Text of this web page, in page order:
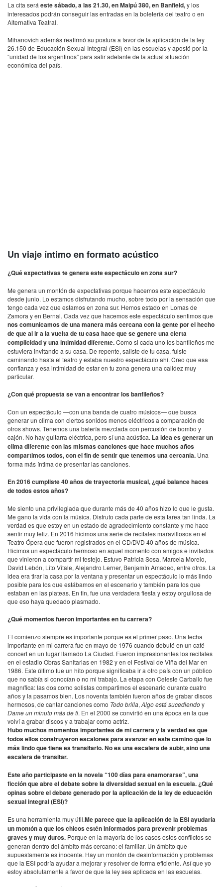
La cita será este sábado, a las 21.30, en Maipú 380, en Banfield,y los
interesados podrán conseguir las entradas en la boletería del teatro o en
Alternativa Teatral.
Mihanovich además reafirmó su postura a favor de la aplicación de la ley
26.150 de Educación Sexual Integral (ESI) en las escuelas y apostó por la
“unidad de los argentinos” para salir adelante de la actual situación
económica del país.
Un viaje íntimo en formato acústico
¿Qué expectativas te genera este espectáculo en zona sur?
Me genera un montón de expectativas porque hacemos este espectáculo
desde junio. Lo estamos disfrutando mucho, sobre todo por la sensación que
tengo cada vez que estamos en zona sur. Hemos estado en Lomas de
Zamora y en Bernal. Cada vez que hacemos este espectáculo sentimos que
nos comunicamos de una manera más cercana con la gente por el hecho
de que al ir a la vuelta de tu casa hace que se genere una cierta
complicidad y una intimidad diferente.Como si cada uno los banfileños me
estuviera invitando a su casa. De repente, saliste de tu casa, fuiste
caminando hasta el teatro y estaba nuestro espectáculo ahí. Creo que esa
confianza y esa intimidad de estar en tu zona genera una calidez muy
particular.
¿Con qué propuesta se van a encontrar los banfileños?
Con un espectáculo —con una banda de cuatro músicos— que busca
generar un clima con ciertos sonidos menos eléctricos a comparación de
otros shows. Tenemos una batería mezclada con percusión de bombo y
cajón. No hay guitarra eléctrica, pero sí una acústica. La idea es generar un
clima diferente con las mismas canciones que hace muchos años
compartimos todos, con el fin de sentir que tenemos una cercanía. Una
forma más íntima de presentar las canciones.
En 2016 cumpliste 40 años de trayectoria musical, ¿qué balance haces
de todos estos años?
Me siento una privilegiada que durante más de 40 años hizo lo que le gusta.
Me gano la vida con la música. Disfruto cada parte de esta tarea tan linda. La
verdad es que estoy en un estado de agradecimiento constante y me hace
sentir muy feliz. En 2016 hicimos una serie de recitales maravillosos en el
Teatro Ópera que fueron registrados en el CD/DVD 40 años de música.
Hicimos un espectáculo hermoso en aquel momento con amigos e invitados
que vinieron a compartir mi festejo. Estuvo Patricia Sosa, Marcela Morelo,
David Lebón, Lito Vitale, Alejandro Lerner, Benjamín Amadeo, entre otros. La
idea era tirar la casa por la ventana y presentar un espectáculo lo más lindo
posible para los que estábamos en el escenario y también para los que
estaban en las plateas. En fin, fue una verdadera fiesta y estoy orgullosa de
que eso haya quedado plasmado.
¿Qué momentos fueron importantes en tu carrera?
El comienzo siempre es importante porque es el primer paso. Una fecha
importante en mi carrera fue en mayo de 1976 cuando debuté en un café
concert en un lugar llamado La Ciudad. Fueron impresionantes los recitales
en el estadio Obras Sanitarias en 1982 y en el Festival de Viña del Mar en
1986. Este último fue un hito porque significaba ir a otro país con un público
que no sabía si conocían o no mi trabajo. La etapa con Celeste Carballo fue
magnífica: las dos como solistas compartimos el escenario durante cuatro
años y la pasamos bien. Los noventa también fueron años de grabar discos
hermosos, de cantar canciones como Todo brilla, Algo está sucediendoy
Dame un minuto más de ti. En el 2000 se convirtió en una época en la que
volví a grabar discos y a trabajar como actriz.
Hubo muchos momentos importantes de mi carrera y la verdad es que
todos ellos construyeron escalones para avanzar en este camino que lo
más lindo que tiene es transitarlo. No es una escalera de subir, sino una
escalera de transitar.
Este año participaste en la novela “100 días para enamorarse”, una
ficción que abre el debate sobre la diversidad sexual en la escuela. ¿Qué
opinas sobre el debate generado por la aplicación de la ley de educación
sexual integral (ESI)?
Es una herramienta muy útil.Me parece que la aplicación de la ESIayudaría
un montón a que los chicos estén informados para prevenir problemas
graves y muy duros. Porque en la mayoría de los casos estos conflictos se
generan dentro del ámbito más cercano: el familiar. Un ámbito que
supuestamente es inocente. Hay un montón de desinformación y problemas
que la ESIpodría ayudar a mejorar y resolver de forma eficiente. Así que yo
estoy absolutamente a favor de que la ley sea aplicada en las escuelas.